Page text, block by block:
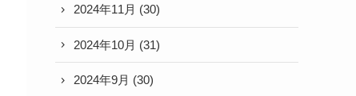
2024年11月 (30)
2024年10月 (31)
2024年9月 (30)